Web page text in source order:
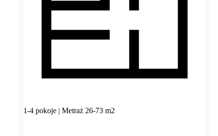
1-4 pokoje | Metraż 26-73 m2